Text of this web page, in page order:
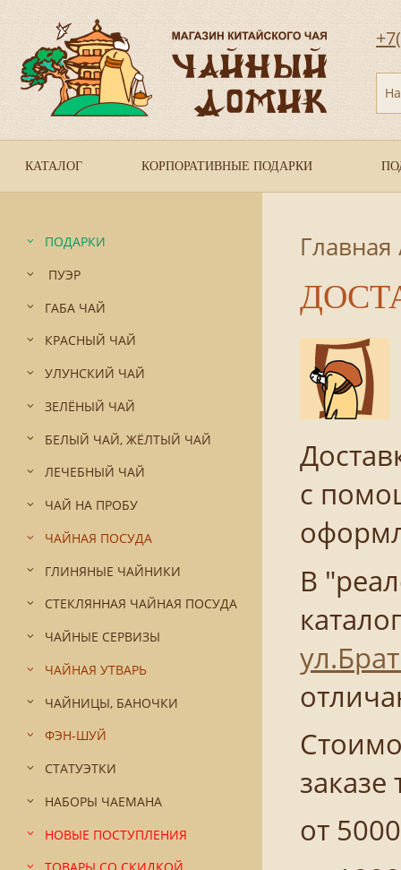
КАТАЛОГ КОРПОРАТИВНЫЕ ПОДАРКИ
ПОДАРКИ
ПУЭР
ГАБА ЧАЙ
КРАСНЫЙ ЧАЙ
УЛУНСКИЙ ЧАЙ
ЗЕЛЁНЫЙ ЧАЙ
БЕЛЫЙ ЧАЙ, ЖЁЛТЫЙ ЧАЙ
ЛЕЧЕБНЫЙ ЧАЙ
ЧАЙ НА ПРОБУ
ЧАЙНАЯ ПОСУДА
ГЛИНЯНЫЕ ЧАЙНИКИ
СТЕКЛЯННАЯ ЧАЙНАЯ ПОСУДА
ЧАЙНЫЕ СЕРВИЗЫ
ЧАЙНАЯ УТВАРЬ
ЧАЙНИЦЫ, БАНОЧКИ
ФЭН-ШУЙ
СТАТУЭТКИ
НАБОРЫ ЧАЕМАНА
НОВЫЕ ПОСТУПЛЕНИЯ
Главная
с
В
от